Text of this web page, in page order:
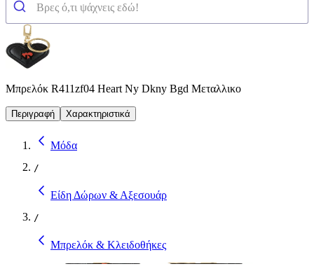
Μπρελόκ R411zf04 Heart Ny Dkny Bgd Μεταλλικο
Περιγραφή Χαρακτηριστικά
Μόδα
/
Είδη Δώρων & Αξεσουάρ
/
Μπρελόκ & Κλειδοθήκες